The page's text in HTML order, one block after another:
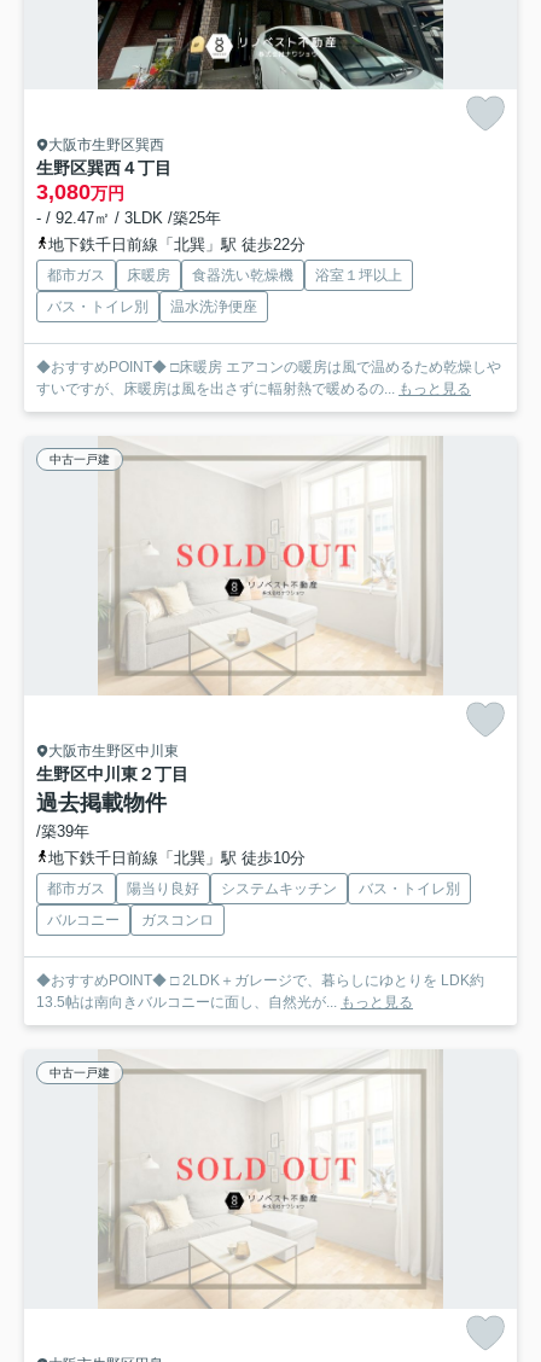
大阪市生野区巽西
生野区巽西４丁目
3,080万円
- / 92.47㎡ / 3LDK /築25年
地下鉄千日前線「北巽」駅 徒歩22分
都市ガス 床暖房 食器洗い乾燥機
浴室１坪以上
バス・トイレ別
温水洗浄便座
◆おすすめPOINT◆ □床暖房 エアコンの暖房は風で温めるため乾燥しや
すいですが、床暖房は風を出さずに輻射熱で暖めるの...
もっと見る
中古一戸建
大阪市生野区中川東
生野区中川東２丁目
過去掲載物件
/築39年
地下鉄千日前線「北巽」駅 徒歩10分
都市ガス 陽当り良好 システムキッチン
バス・トイレ別
バルコニー
ガスコンロ
◆おすすめPOINT◆ □ 2LDK＋ガレージで、暮らしにゆとりを LDK約
13.5帖は南向きバルコニーに面し、自然光が...
もっと見る
中古一戸建